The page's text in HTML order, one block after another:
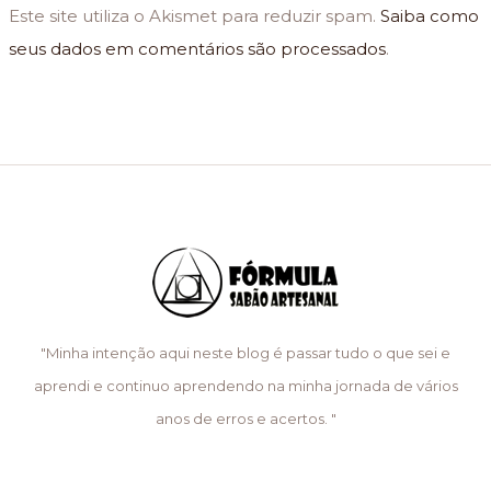
Este site utiliza o Akismet para reduzir spam.Saiba como
seus dados em comentários são processados.
"Minha intenção aqui neste blog é passar tudo o que sei e
aprendi e continuo aprendendo na minha jornada de vários
anos de erros e acertos. "